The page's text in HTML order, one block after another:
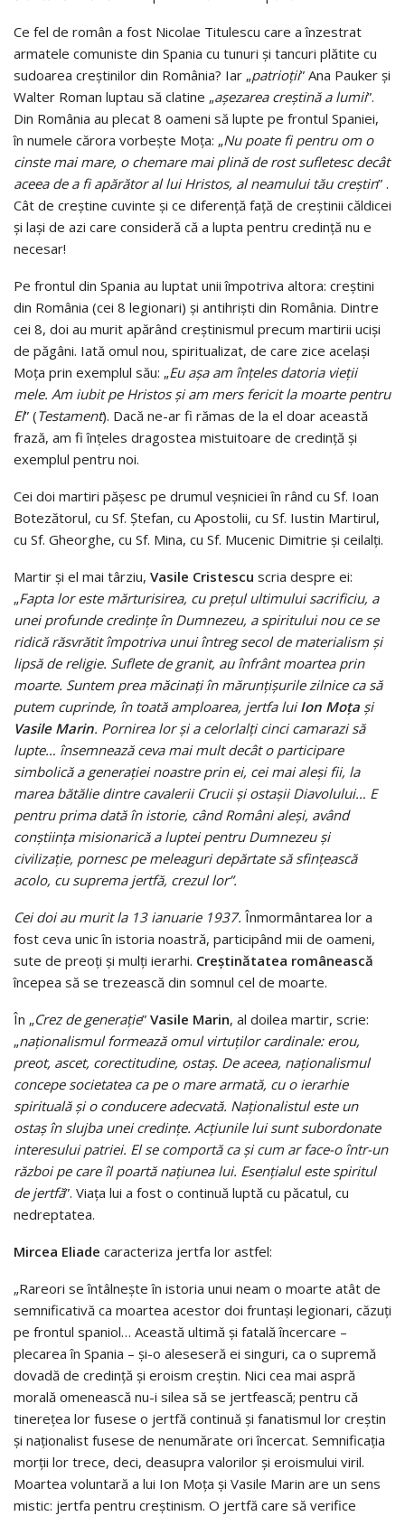
Ce fel de român a fost Nicolae Titulescu care a înzestrat
armatele comuniste din Spania cu tunuri şi tancuri plătite cu
sudoarea creştinilor din România? Iar „patrioţii” Ana Pauker şi
Walter Roman luptau să clatine „aşezarea creştină a lumii”.
Din România au plecat 8 oameni să lupte pe frontul Spaniei,
în numele cărora vorbeşte Moţa: „Nu poate fi pentru om o
cinste mai mare, o chemare mai plină de rost sufletesc decât
aceea de a fi apărător al lui Hristos, al neamului tău creştin” .
Cât de creştine cuvinte şi ce diferenţă faţă de creştinii căldicei
şi laşi de azi care consideră că a lupta pentru credinţă nu e
necesar!
Pe frontul din Spania au luptat unii împotriva altora: creştini
din România (cei 8 legionari) şi antihrişti din România. Dintre
cei 8, doi au murit apărând creştinismul precum martirii ucişi
de păgâni. Iată omul nou, spiritualizat, de care zice acelaşi
Moţa prin exemplul său: „Eu aşa am înţeles datoria vieţii
mele. Am iubit pe Hristos şi am mers fericit la moarte pentru
El” (Testament). Dacă ne-ar fi rămas de la el doar această
frază, am fi înţeles dragostea mistuitoare de credinţă şi
exemplul pentru noi.
Cei doi martiri păşesc pe drumul veşniciei în rând cu Sf. Ioan
Botezătorul, cu Sf. Ştefan, cu Apostolii, cu Sf. Iustin Martirul,
cu Sf. Gheorghe, cu Sf. Mina, cu Sf. Mucenic Dimitrie şi ceilalţi.
Martir şi el mai târziu, Vasile Cristescu scria despre ei:
„Fapta lor este mărturisirea, cu preţul ultimului sacrificiu, a
unei profunde credinţe în Dumnezeu, a spiritului nou ce se
ridică răsvrătit împotriva unui întreg secol de materialism şi
lipsă de religie. Suflete de granit, au înfrânt moartea prin
moarte. Suntem prea măcinaţi în mărunţişurile zilnice ca să
putem cuprinde, în toată amploarea, jertfa luiIon Moţa şi
Vasile Marin. Pornirea lor şi a celorlalţi cinci camarazi să
lupte… însemnează ceva mai mult decât o participare
simbolică a generaţiei noastre prin ei, cei mai aleşi fii, la
marea bătălie dintre cavalerii Crucii şi ostaşii Diavolului… E
pentru prima dată în istorie, când Români aleşi, având
conştiinţa misionarică a luptei pentru Dumnezeu şi
civilizaţie, pornesc pe meleaguri depărtate să sfinţească
acolo, cu suprema jertfă, crezullor”.
Cei doi au murit la 13 ianuarie 1937. Înmormântarea lor a
fost ceva unic în istoria noastră, participând mii de oameni,
sute de preoţi şi mulţi ierarhi. Creştinătatea românească
începea să se trezească din somnul cel de moarte.
În „Crez de generaţie” Vasile Marin, al doilea martir, scrie:
„naţionalismul formează omul virtuţilor cardinale: erou,
preot, ascet, corectitudine, ostaş. De aceea, naţionalismul
concepe societatea ca pe o mare armată, cu o ierarhie
spirituală şi o conducere adecvată. Naţionalistul este un
ostaş în slujba unei credinţe. Acţiunile lui sunt subordonate
interesului patriei. El se comportă ca şi cum ar face-o într-un
război pe care îl poartă naţiunea lui. Esenţialul este spiritul
de jertfă”. Viaţa lui a fost o continuă luptă cu păcatul, cu
nedreptatea.
Mircea Eliade caracteriza jertfa lor astfel:
„Rareori se întâlneşte în istoria unui neam o moarte atât de
semnificativă ca moartea acestor doi fruntaşi legionari, căzuţi
pe frontul spaniol… Această ultimă şi fatală încercare –
plecarea în Spania – şi-o aleseseră ei singuri, ca o supremă
dovadă de credinţă şi eroism creştin. Nici cea mai aspră
morală omenească nu-i silea să se jertfească; pentru că
tinereţea lor fusese o jertfă continuă şi fanatismul lor creştin
şi naţionalist fusese de nenumărate ori încercat. Semnificaţia
morţii lor trece, deci, deasupra valorilor şi eroismului viril.
Moartea voluntară a lui Ion Moţa şi Vasile Marin are un sens
mistic: jertfa pentru creştinism. O jertfă care să verifice